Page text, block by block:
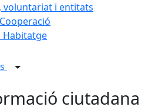
voluntariat i entitats
Habitatge
ciutadana